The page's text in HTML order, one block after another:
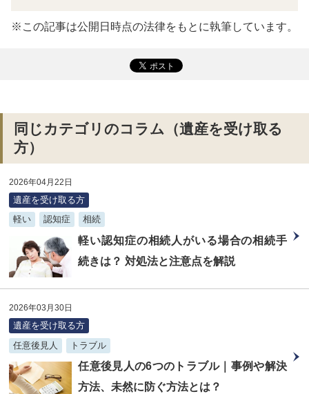
※この記事は公開日時点の法律をもとに執筆しています。
同じカテゴリのコラム（遺産を受け取る
方）
2026年04月22日
遺産を受け取る方
軽い
認知症 相続
軽い認知症の相続人がいる場合の相続手
続きは？ 対処法と注意点を解説
2026年03月30日
遺産を受け取る方
任意後見人
トラブル
任意後見人の6つのトラブル｜事例や解決
方法、未然に防ぐ方法とは？